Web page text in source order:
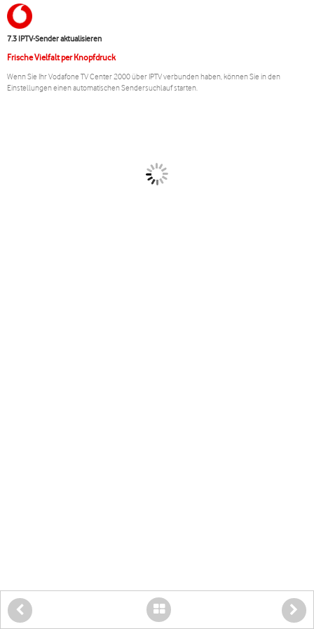
7.3 IPTV-Sender aktualisieren
Frische Vielfalt per Knopfdruck
Wenn Sie Ihr Vodafone TV Center 2000 über IPTV verbunden haben, können Sie in den
Einstellungen einen automatischen Sendersuchlauf starten.